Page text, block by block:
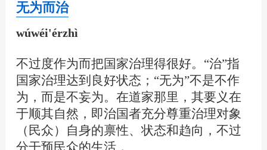
无为而治
wúwéi'érzhì
不过度作为而把国家治理得很好。“治”指
国家治理达到良好状态；“无为”不是不作
为，而是不妄为。在道家那里，其要义在
于顺其自然，即治国者充分尊重治理对象
（民众）自身的禀性、状态和趋向，不过
分干预民众的生活，…